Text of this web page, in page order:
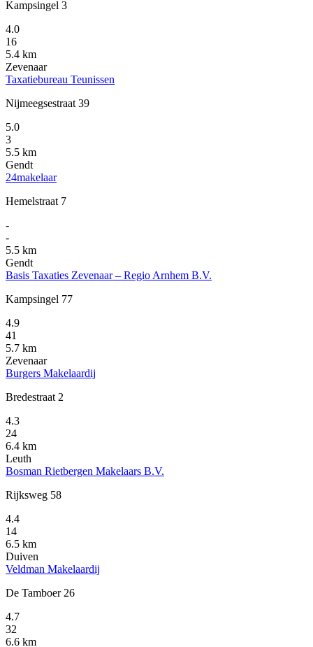
Kampsingel 3
4.0
16
5.4 km
Zevenaar
Taxatiebureau Teunissen
Nijmeegsestraat 39
5.0
3
5.5 km
Gendt
24makelaar
Hemelstraat 7
-
-
5.5 km
Gendt
Basis Taxaties Zevenaar – Regio Arnhem B.V.
Kampsingel 77
4.9
41
5.7 km
Zevenaar
Burgers Makelaardij
Bredestraat 2
4.3
24
6.4 km
Leuth
Bosman Rietbergen Makelaars B.V.
Rijksweg 58
4.4
14
6.5 km
Duiven
Veldman Makelaardij
De Tamboer 26
4.7
32
6.6 km